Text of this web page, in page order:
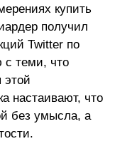
купить
получил
Twitter по
с теми, что
этой
настаивают, что
без умысла, а